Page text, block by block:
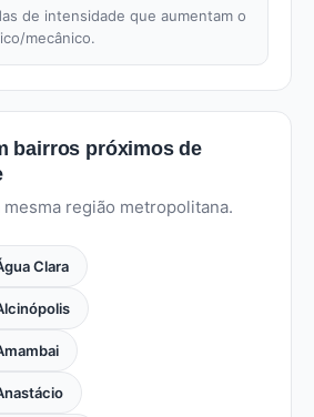
de intensidade que aumentam o
mecânico.
bairros próximos de
região metropolitana.
Clara